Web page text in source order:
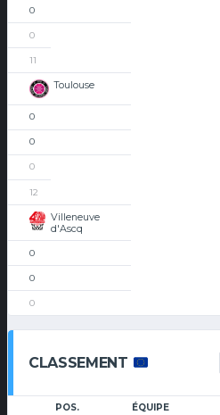
0
0
11
Toulouse
0
0
0
12
Villeneuve
d'Ascq
0
0
0
CLASSEMENT
POS. ÉQUIPE